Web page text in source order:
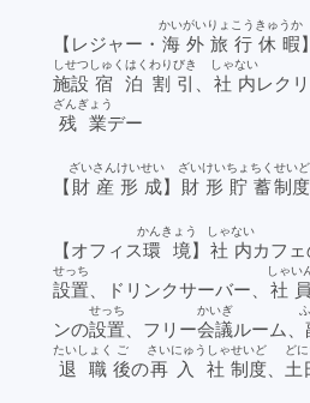
【レジャー・ 海外旅行
かいがいりょこう
休暇
きゅうか
】
施設
しせつ
宿泊
しゅくはく
割引
わりびき
、 社内
しゃない
レク
残業
ざんぎょう
デー
【 財産
ざいさん
形成
けいせい
】 財形貯蓄
ざいけいちょちく
制度
せいど
【オフィス環境
かんきょう
】 社内
しゃない
カフ
設置
せっち
、ドリンクサーバー、 社員
しゃい
ンの設置
せっち
、フリー会議
かいぎ
ルーム、
退職
たいしょく
後
ご
の再
さい
入社
にゅうしゃ
制度
せいど
、土
ど